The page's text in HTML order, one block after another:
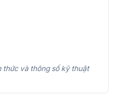
thức và thông số kỹ thuật